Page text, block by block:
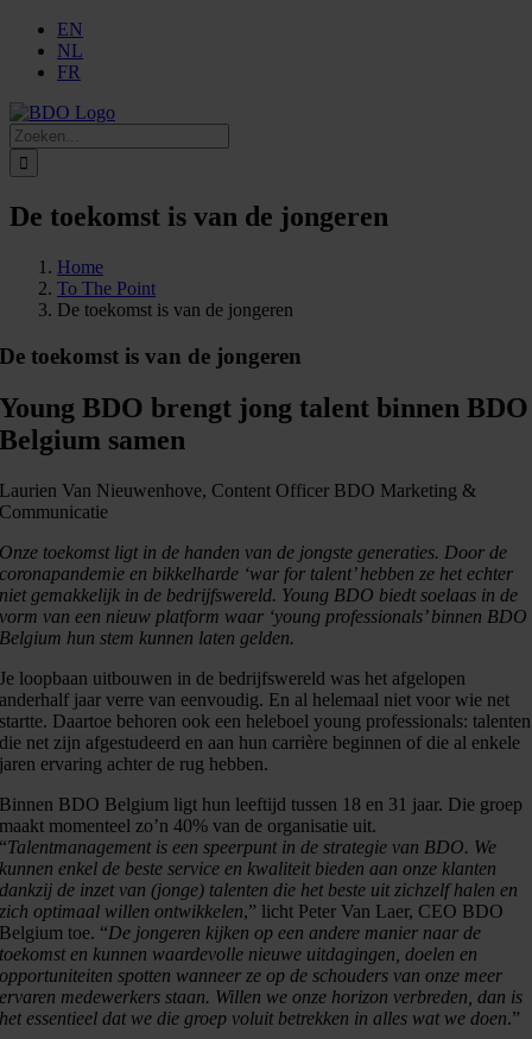
naar
inhoud
EN
NL
FR
Zoeken
naar:
De toekomst is van de jongeren
Home
To The Point
De toekomst is van de jongeren
De toekomst is van de jongeren
Young BDO brengt jong talent binnen BDO
Belgium samen
Laurien Van Nieuwenhove, Content Officer BDO Marketing &
Communicatie
Onze toekomst ligt in de handen van de jongste generaties. Door de
coronapandemie en bikkelharde ‘war for talent’ hebben ze het echter
niet gemakkelijk in de bedrijfswereld. Young BDO biedt soelaas in de
vorm van een nieuw platform waar ‘young professionals’ binnen BDO
Belgium hun stem kunnen laten gelden.
Je loopbaan uitbouwen in de bedrijfswereld was het afgelopen
anderhalf jaar verre van eenvoudig. En al helemaal niet voor wie net
startte. Daartoe behoren ook een heleboel young professionals: talenten
die net zijn afgestudeerd en aan hun carrière beginnen of die al enkele
jaren ervaring achter de rug hebben.
Binnen BDO Belgium ligt hun leeftijd tussen 18 en 31 jaar. Die groep
maakt momenteel zo’n 40% van de organisatie uit.
“Talentmanagement is een speerpunt in de strategie van BDO. We
kunnen enkel de beste service en kwaliteit bieden aan onze klanten
dankzij de inzet van (jonge) talenten die het beste uit zichzelf halen en
zich optimaal willen ontwikkelen,” licht Peter Van Laer, CEO BDO
Belgium toe. “De jongeren kijken op een andere manier naar de
toekomst en kunnen waardevolle nieuwe uitdagingen, doelen en
opportuniteiten spotten wanneer ze op de schouders van onze meer
ervaren medewerkers staan. Willen we onze horizon verbreden, dan is
het essentieel dat we die groep voluit betrekken in alles wat we doen.”